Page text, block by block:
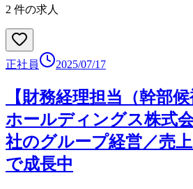
2 件の求人
正社員 2025/07/17
【財務経理担当（幹部
ホールディングス株式
社のグループ経営／売
で成長中